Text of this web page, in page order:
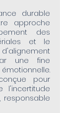
durable
approche
des
et le
une fine
pour
l'incertitude
responsable